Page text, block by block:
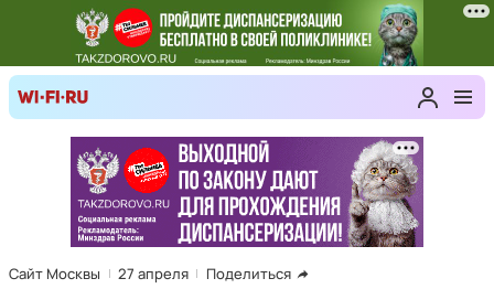
Сайт Москвы 27 апреля Поделиться